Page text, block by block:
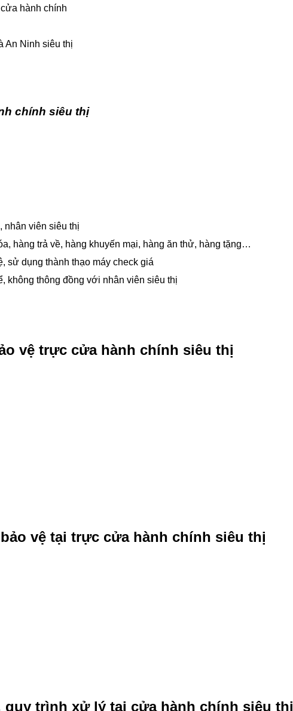
hành chính
An Ninh siêu thị
chính siêu thị
nhân viên siêu thị
hàng trả về, hàng khuyến mại, hàng ăn thử, hàng tặng…
sử dụng thành thạo máy check giá
không thông đồng với nhân viên siêu thị
vệ trực cửa hành chính siêu thị
vệ tại trực cửa hành chính siêu thị
trình xử lý tại cửa hành chính siêu thị